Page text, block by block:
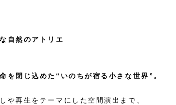
自然のアトリエ
を閉じ込めた“いのちが宿る小さな世界”。
や再生をテーマにした空間演出まで、